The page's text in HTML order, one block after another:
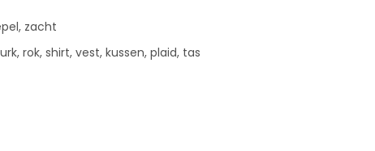
zacht
rok, shirt, vest, kussen, plaid, tas